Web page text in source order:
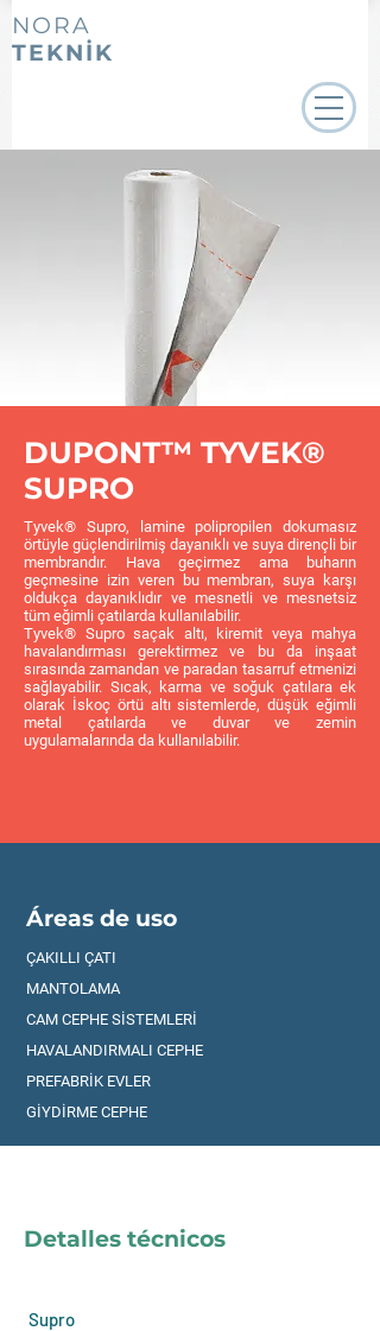
NORA
TEKNİK
DUPONT™ TYVEK®
SUPRO
Tyvek® Supro, lamine polipropilen dokumasız
örtüyle güçlendirilmiş dayanıklı ve suya dirençli bir
membrandır. Hava geçirmez ama buharın
geçmesine izin veren bu membran, suya karşı
oldukça dayanıklıdır ve mesnetli ve mesnetsiz
tüm eğimli çatılarda kullanılabilir.
Tyvek® Supro saçak altı, kiremit veya mahya
havalandırması gerektirmez ve bu da inşaat
sırasında zamandan ve paradan tasarruf etmenizi
sağlayabilir. Sıcak, karma ve soğuk çatılara ek
olarak İskoç örtü altı sistemlerde, düşük eğimli
metal çatılarda ve duvar ve zemin
uygulamalarında da kullanılabilir.
Áreas de uso
ÇAKILLI ÇATI
MANTOLAMA
CAM CEPHE SİSTEMLERİ
HAVALANDIRMALI CEPHE
PREFABRİK EVLER
GİYDİRME CEPHE
Detalles técnicos
Supro